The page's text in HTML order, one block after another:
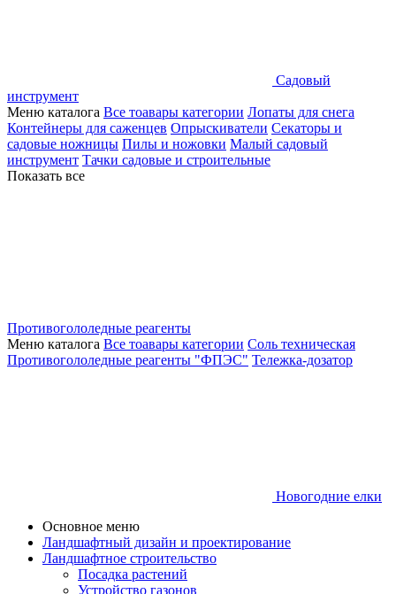
Садовый
инструмент
Меню каталога Все тоавары категории Лопаты для снега
Контейнеры для саженцев Опрыскиватели Секаторы и
садовые ножницы Пилы и ножовки Малый садовый
инструмент Тачки садовые и строительные
Показать все
Противогололедные реагенты
Меню каталога Все тоавары категории Соль техническая
Противогололедные реагенты "ФПЭС" Тележка-дозатор
Новогодние елки
Основное меню
Ландшафтный дизайн и проектирование
Ландшафтное строительство
Посадка растений
Устройство газонов